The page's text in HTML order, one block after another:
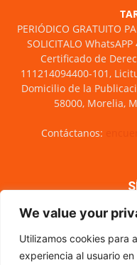
We value your
Utilizamos cookies para
experiencia al usuario
PERIÓDICO GRATUITO
SOLICITALO
Certificado de
111214094400-101,
Domicilio de la
58000, Morelia,
Contáctanos: